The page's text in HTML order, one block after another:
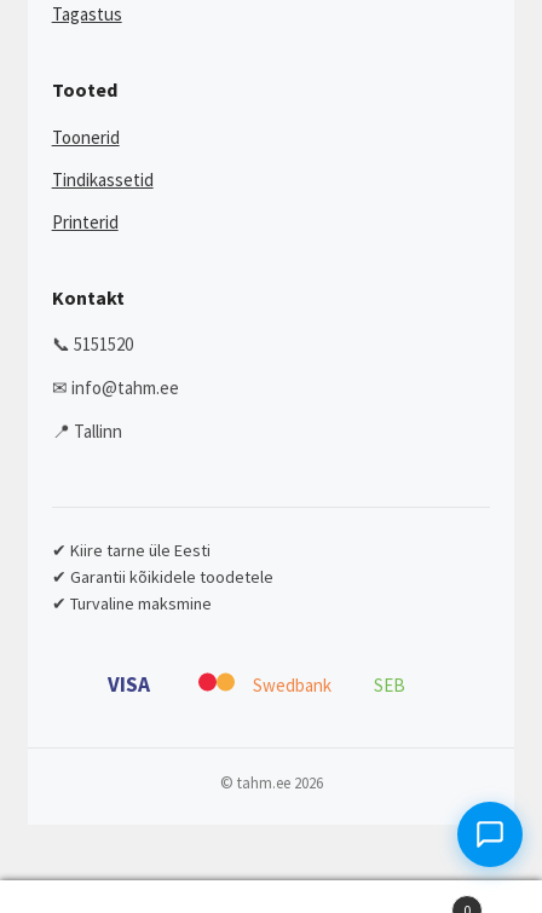
Tagastus
Tooted
Toonerid
Tindikassetid
Printerid
Kontakt
📞 5151520
✉ info@tahm.ee
📍 Tallinn
✔ Kiire tarne üle Eesti
✔ Garantii kõikidele toodetele
✔ Turvaline maksmine
VISA Swedbank SEB
© tahm.ee 2026